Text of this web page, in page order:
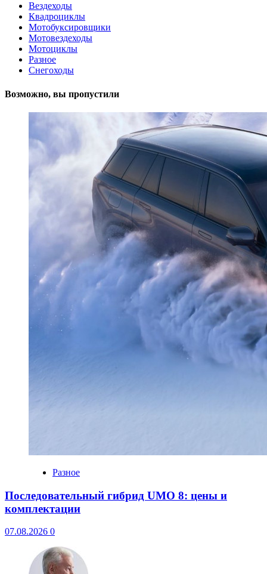
Вездеходы
Квадроциклы
Мотобуксировщики
Мотовездеходы
Мотоциклы
Разное
Снегоходы
Возможно, вы пропустили
Разное
Последовательный гибрид UMO 8: цены и
комплектации
07.08.2026 0